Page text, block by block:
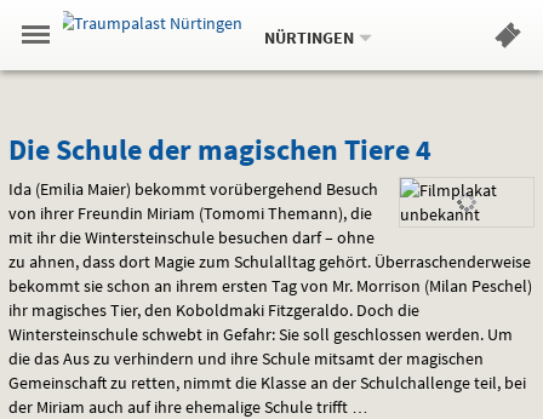
Springe
zum
,zum
.
Navigation
Gehe
zur
Standortauswahl
Standort:
NÜRTINGEN.
Hinweis
Die
Schule
der
magischen
Tiere
4
Die Schule der magischen Tiere 4
Ida (Emilia Maier) bekommt vorübergehend Besuch
von ihrer Freundin Miriam (Tomomi Themann), die
mit ihr die Wintersteinschule besuchen darf – ohne
zu ahnen, dass dort Magie zum Schulalltag gehört. Überraschenderweise
bekommt sie schon an ihrem ersten Tag von Mr. Morrison (Milan Peschel)
ihr magisches Tier, den Koboldmaki Fitzgeraldo. Doch die
Wintersteinschule schwebt in Gefahr: Sie soll geschlossen werden. Um
die das Aus zu verhindern und ihre Schule mitsamt der magischen
Gemeinschaft zu retten, nimmt die Klasse an der Schulchallenge teil, bei
der Miriam auch auf ihre ehemalige Schule trifft …